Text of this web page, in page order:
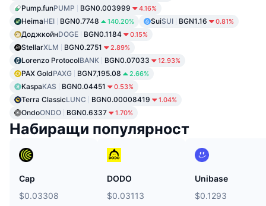
Pump.funPUMP BGN0.003999 4.16%
HeimaHEI BGN0.7748 140.20% SuiSUI BGN1.16 0.81%
ДоджкойнDOGE BGN0.1184 0.15%
StellarXLM BGN0.2751 2.89%
Lorenzo ProtocolBANK BGN0.07033 12.93%
PAX GoldPAXG BGN7,195.08 2.66%
KaspaKAS BGN0.04451 0.53%
Terra ClassicLUNC BGN0.00008419 1.04%
OndoONDO BGN0.6337 1.70%
Набиращи популярност
Cap
$0.03308
DODO
$0.03113
Unibase
$0.1293